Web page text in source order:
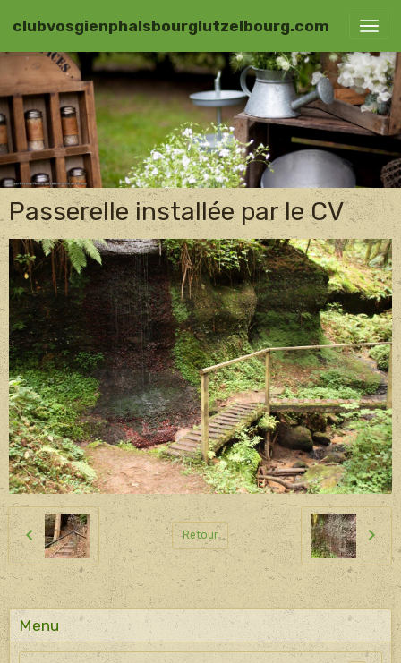
clubvosgienphalsbourglutzelbourg.com
Passerelle installée par le CV
Retour
Menu